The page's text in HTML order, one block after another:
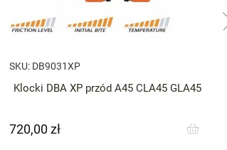
SKU: DB9031XP
Klocki DBA XP przód A45 CLA45 GLA45
Cena
720,00 zł